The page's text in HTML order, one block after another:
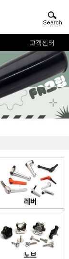
고객센터